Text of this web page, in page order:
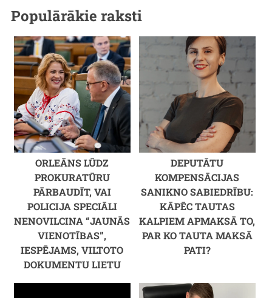
Populārākie raksti
ORLEĀNS LŪDZ
PROKURATŪRU
PĀRBAUDĪT, VAI
POLICIJA SPECIĀLI
NENOVILCINA “JAUNĀS
VIENOTĪBAS”,
IESPĒJAMS, VILTOTO
DOKUMENTU LIETU
DEPUTĀTU
KOMPENSĀCIJAS
SANIKNO SABIEDRĪBU:
KĀPĒC TAUTAS
KALPIEM APMAKSĀ TO,
PAR KO TAUTA MAKSĀ
PATI?